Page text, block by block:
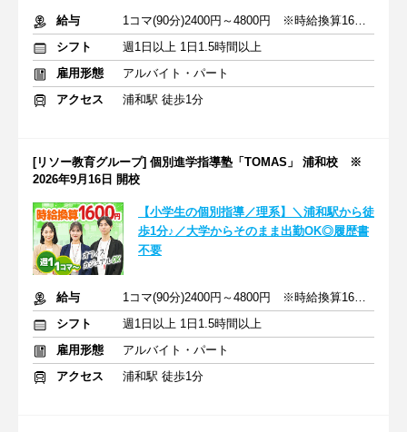
給与
1コマ(90分)2400円～4800円 ※時給換算1600円～3200円
シフト
週1日以上 1日1.5時間以上
雇用形態
アルバイト・パート
アクセス
浦和駅 徒歩1分
[リソー教育グループ] 個別進学指導塾「TOMAS」 浦和校 ※
2026年9月16日 開校
【小学生の個別指導／理系】＼浦和駅から徒
歩1分♪／大学からそのまま出勤OK◎履歴書
不要
給与
1コマ(90分)2400円～4800円 ※時給換算1600円～3200円
シフト
週1日以上 1日1.5時間以上
雇用形態
アルバイト・パート
アクセス
浦和駅 徒歩1分